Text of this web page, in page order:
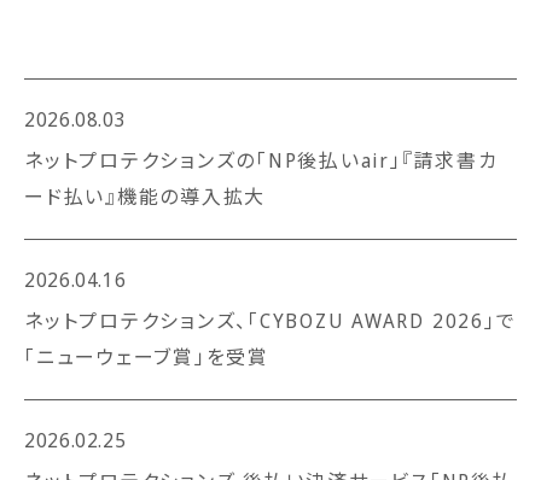
2026.08.03
ネットプロテクションズの「NP後払いair」『請求書カ
ード払い』機能の導入拡大
2026.04.16
ネットプロテクションズ、「CYBOZU AWARD 2026」で
「ニューウェーブ賞」を受賞
2026.02.25